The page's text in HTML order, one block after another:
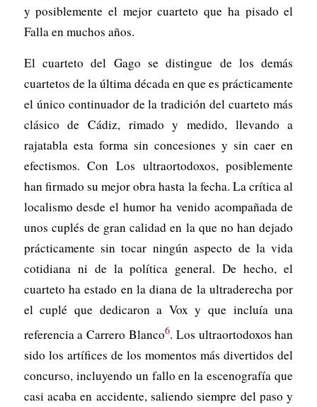
y posiblemente el mejor cuarteto que ha pisado el
Falla en muchos años.
El cuarteto del Gago se distingue de los demás
cuartetos de la última década en que es prácticamente
el único continuador de la tradición del cuarteto más
clásico de Cádiz, rimado y medido, llevando a
rajatabla esta forma sin concesiones y sin caer en
efectismos. Con Los ultraortodoxos, posiblemente
han firmado su mejor obra hasta la fecha. La crítica al
localismo desde el humor ha venido acompañada de
unos cuplés de gran calidad en la que no han dejado
prácticamente sin tocar ningún aspecto de la vida
cotidiana ni de la política general. De hecho, el
cuarteto ha estado en la diana de la ultraderecha por
el cuplé que dedicaron a Vox y que incluía una
referencia a Carrero Blanco6. Los ultraortodoxos han
sido los artífices de los momentos más divertidos del
concurso, incluyendo un fallo en la escenografía que
casi acaba en accidente, saliendo siempre del paso y